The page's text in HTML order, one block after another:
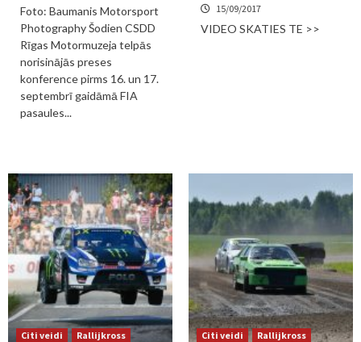
Foto: Baumanis Motorsport
Photography Šodien CSDD
Rīgas Motormuzeja telpās
norisinājās preses
konference pirms 16. un 17.
septembrī gaidāmā FIA
pasaules...
15/09/2017
VIDEO SKATIES TE >>
Citi veidi Rallijkross Citi veidi Rallijkross